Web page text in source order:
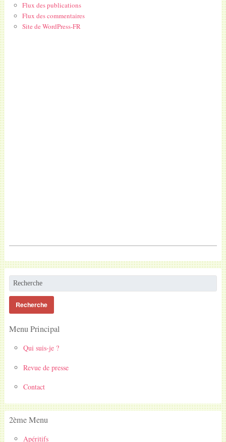
Flux des publications
Flux des commentaires
Site de WordPress-FR
Menu Principal
Qui suis-je ?
Revue de presse
Contact
2ème Menu
Apéritifs